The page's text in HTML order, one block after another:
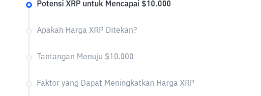
Potensi XRP untuk Mencapai $10.000
Apakah Harga XRP Ditekan?
Tantangan Menuju $10.000
Faktor yang Dapat Meningkatkan Harga XRP